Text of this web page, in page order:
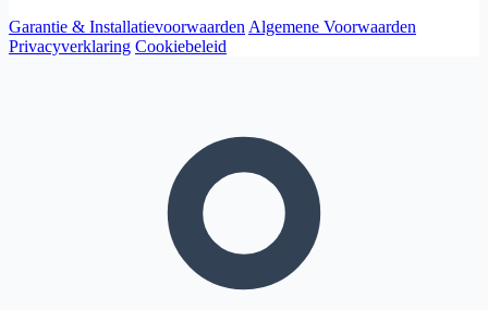
Garantie & Installatievoorwaarden Algemene Voorwaarden
Privacyverklaring Cookiebeleid